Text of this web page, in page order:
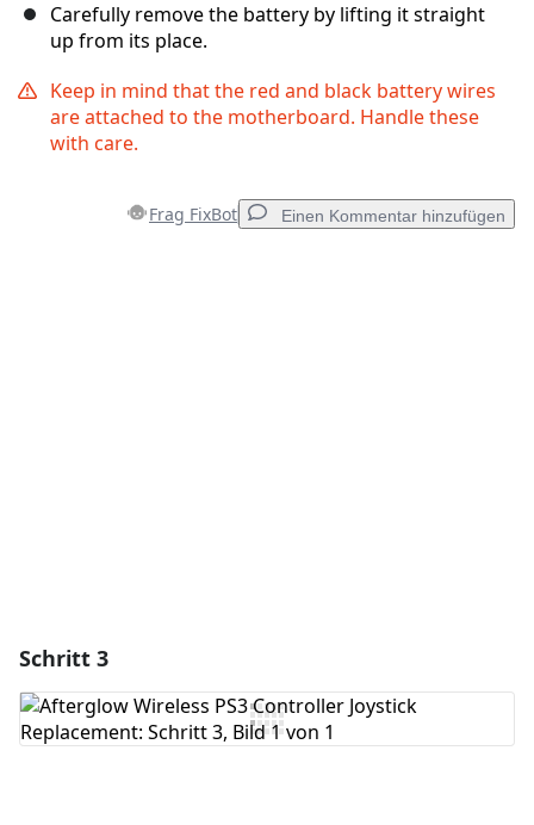
Carefully remove the battery by lifting it straight
up from its place.
Keep in mind that the red and black battery wires
are attached to the motherboard. Handle these
with care.
Frag FixBot Einen Kommentar hinzufügen
Schritt 3